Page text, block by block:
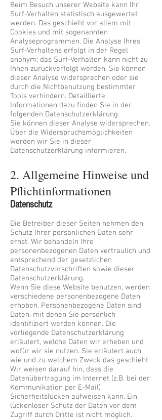
Beim Besuch unserer Website kann Ihr
Surf-Verhalten statistisch ausgewertet
werden. Das geschieht vor allem mit
Cookies und mit sogenannten
Analyseprogrammen. Die Analyse Ihres
Surf-Verhaltens erfolgt in der Regel
anonym; das Surf-Verhalten kann nicht zu
Ihnen zurückverfolgt werden. Sie können
dieser Analyse widersprechen oder sie
durch die Nichtbenutzung bestimmter
Tools verhindern. Detaillierte
Informationen dazu finden Sie in der
folgenden Datenschutzerklärung.
Sie können dieser Analyse widersprechen.
Über die Widerspruchsmöglichkeiten
werden wir Sie in dieser
Datenschutzerklärung informieren.
2. Allgemeine Hinweise und
Pflichtinformationen
Datenschutz
Die Betreiber dieser Seiten nehmen den
Schutz Ihrer persönlichen Daten sehr
ernst. Wir behandeln Ihre
personenbezogenen Daten vertraulich und
entsprechend der gesetzlichen
Datenschutzvorschriften sowie dieser
Datenschutzerklärung.
Wenn Sie diese Website benutzen, werden
verschiedene personenbezogene Daten
erhoben. Personenbezogene Daten sind
Daten, mit denen Sie persönlich
identifiziert werden können. Die
vorliegende Datenschutzerklärung
erläutert, welche Daten wir erheben und
wofür wir sie nutzen. Sie erläutert auch,
wie und zu welchem Zweck das geschieht.
Wir weisen darauf hin, dass die
Datenübertragung im Internet (z.B. bei der
Kommunikation per E-Mail)
Sicherheitslücken aufweisen kann. Ein
lückenloser Schutz der Daten vor dem
Zugriff durch Dritte ist nicht möglich.